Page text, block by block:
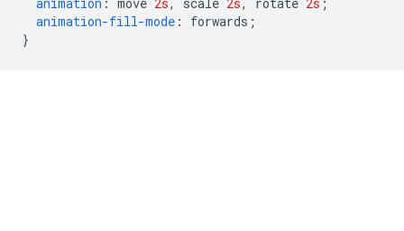
animation-fill-mode : forwards ;
}